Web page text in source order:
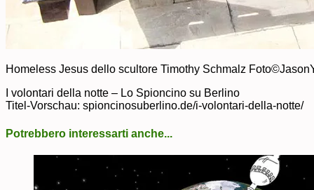
Homeless Jesus dello scultore Timothy Schmalz
I volontari della notte – Lo Spioncino su Berlino
Titel-Vorschau: spioncinosuberlino.de/i-volontari-della-notte/
Potrebbero interessarti anche...